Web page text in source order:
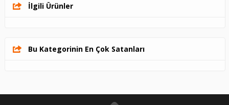
İlgili Ürünler
Bu Kategorinin En Çok Satanları